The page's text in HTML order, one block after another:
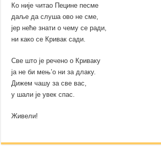
Ко није читао Пецине песме
даље да слуша ово не сме,
јер неће знати о чему се ради,
ни како се Кривак сади.
Све што је речено о Криваку
ја не би мењ’о ни за длаку.
Дижем чашу за све вас,
у шали је увек спас.
Живели!